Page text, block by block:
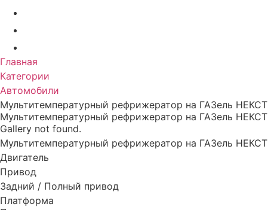
Главная
Категории
Автомобили
Мультитемпературный рефрижератор на ГАЗель НЕКСТ
Мультитемпературный рефрижератор на ГАЗель НЕКСТ
Gallery not found.
Мультитемпературный рефрижератор на ГАЗель НЕКСТ
Двигатель
Привод
Задний / Полный привод
Платформа